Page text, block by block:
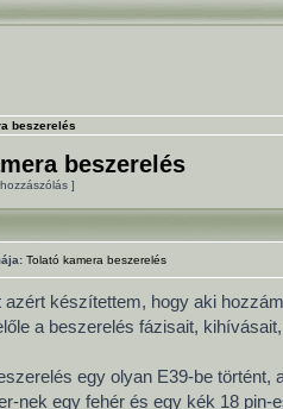
beszerelés
beszerelés
]
Tolató kamera beszerelés
azért készítettem, hogy aki
a beszerelés fázisait,
egy olyan E39-be
nek egy fehér és egy kék 18 pin-